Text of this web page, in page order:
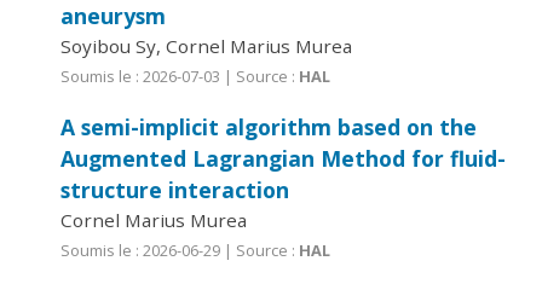
aneurysm
Soyibou Sy, Cornel Marius Murea
Soumis le : 2026-07-03 | Source : HAL
A semi-implicit algorithm based on the
Augmented Lagrangian Method for fluid-
structure interaction
Cornel Marius Murea
Soumis le : 2026-06-29 | Source : HAL